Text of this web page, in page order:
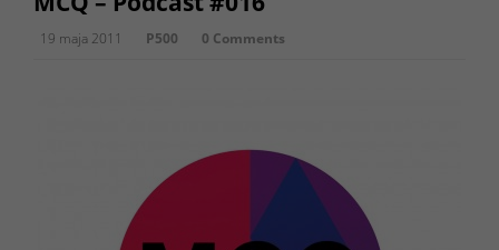
19 maja 2011 P500 0 Comments